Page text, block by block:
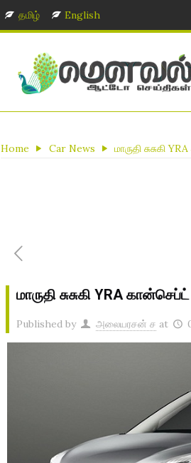
தமிழ் English
Home Car News மாருதி சுசுகி
மாருதி சுசுகி YRA
Published by அலையரசன் ச at